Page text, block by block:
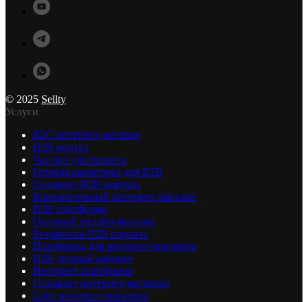
© 2025 Sellty
Услуги
B2C интернет-магазин
B2B портал
Чат-бот для бизнеса
Готовая аналитика для B2B
Создание B2B портала
Корпоративный интернет-магазин
B2B платформа
Оптовый онлайн-магазин
Разработка B2B портала
Платформа для интернет-магазина
B2B личный кабинет
Интернет-платформа
Создание интернет-магазина
Сайт интернет-магазина